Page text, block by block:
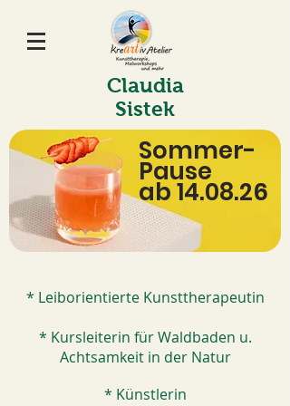
Claudia
Sistek
Sommer-
Pause
ab 14.08.26
* Leiborientierte Kunsttherapeutin
* Kursleiterin für Waldbaden u.
Achtsamkeit in der Natur
* Künstlerin​